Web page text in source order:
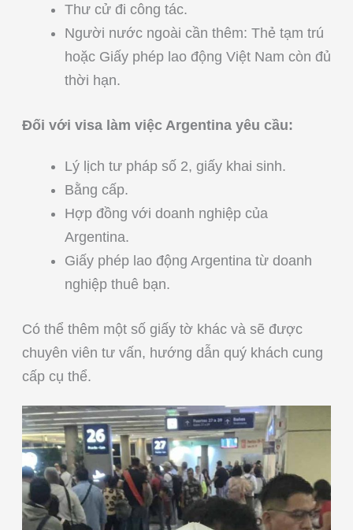
Thư cử đi công tác.
Người nước ngoài cần thêm: Thẻ tạm trú
hoặc Giấy phép lao động Việt Nam còn đủ
thời hạn.
Đối với visa làm việc Argentina yêu cầu:
Lý lịch tư pháp số 2, giấy khai sinh.
Bằng cấp.
Hợp đồng với doanh nghiệp của
Argentina.
Giấy phép lao động Argentina từ doanh
nghiệp thuê bạn.
Có thể thêm một số giấy tờ khác và sẽ được
chuyên viên tư vấn, hướng dẫn quý khách cung
cấp cụ thể.